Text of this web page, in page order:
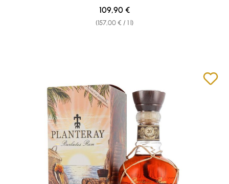
(157,00 € / 1 l)
Regular price:
109,90 €